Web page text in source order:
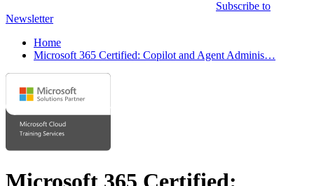
Subscribe to
Newsletter
Home
Microsoft 365 Certified: Copilot and Agent Adminis…